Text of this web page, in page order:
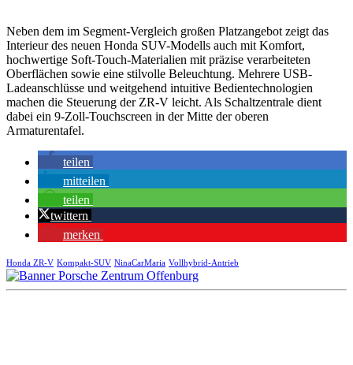
Neben dem im Segment-Vergleich großen Platzangebot zeigt das
Interieur des neuen Honda SUV-Modells auch mit Komfort,
hochwertige Soft-Touch-Materialien mit präzise verarbeiteten
Oberflächen sowie eine stilvolle Beleuchtung. Mehrere USB-
Ladeanschlüsse und weitgehend intuitive Bedientechnologien
machen die Steuerung der ZR-V leicht. Als Schaltzentrale dient
dabei ein 9-Zoll-Touchscreen in der Mitte der oberen
Armaturentafel.
teilen
mitteilen
teilen
twittern
merken
Honda ZR-V Kompakt-SUV NinaCarMaria Vollhybrid-Antrieb